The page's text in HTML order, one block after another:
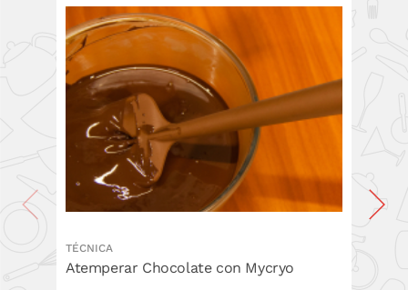
TÉCNICA
Atemperar Chocolate con Mycryo